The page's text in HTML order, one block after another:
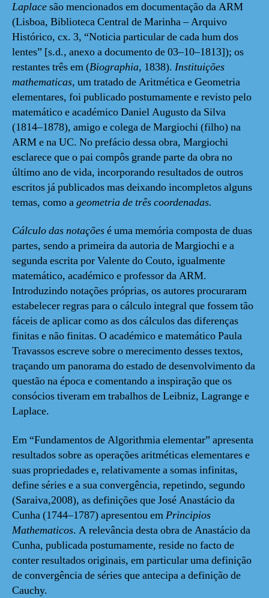
Laplacesão mencionados em documentação da ARM
(Lisboa, Biblioteca Central de Marinha – Arquivo
Histórico, cx. 3, “Noticia particular de cada hum dos
lentes” [s.d., anexo a documento de 03–10–1813]); os
restantes três em (Biographia, 1838). Instituições
mathematicas, um tratado de Aritmética e Geometria
elementares, foi publicado postumamente e revisto pelo
matemático e académico Daniel Augusto da Silva
(1814–1878), amigo e colega de Margiochi (filho) na
ARM e na UC. No prefácio dessa obra, Margiochi
esclarece que o pai compôs grande parte da obra no
último ano de vida, incorporando resultados de outros
escritos já publicados mas deixando incompletos alguns
temas, como ageometria de três coordenadas.
Cálculo das notaçõesé uma memória composta de duas
partes, sendo a primeira da autoria de Margiochi e a
segunda escrita por Valente do Couto, igualmente
matemático, académico e professor da ARM.
Introduzindo notações próprias, os autores procuraram
estabelecer regras para o cálculo integral que fossem tão
fáceis de aplicar como as dos cálculos das diferenças
finitas e não finitas. O académico e matemático Paula
Travassos escreve sobre o merecimento desses textos,
traçando um panorama do estado de desenvolvimento da
questão na época e comentando a inspiração que os
consócios tiveram em trabalhos de Leibniz, Lagrange e
Laplace.
Em “Fundamentos de Algorithmia elementar” apresenta
resultados sobre as operações aritméticas elementares e
suas propriedades e, relativamente a somas infinitas,
define séries e a sua convergência, repetindo, segundo
(Saraiva,2008), as definições que José Anastácio da
Cunha (1744–1787) apresentou emPrincipios
Mathematicos. A relevância desta obra de Anastácio da
Cunha, publicada postumamente, reside no facto de
conter resultados originais, em particular uma definição
de convergência de séries que antecipa a definição de
Cauchy.